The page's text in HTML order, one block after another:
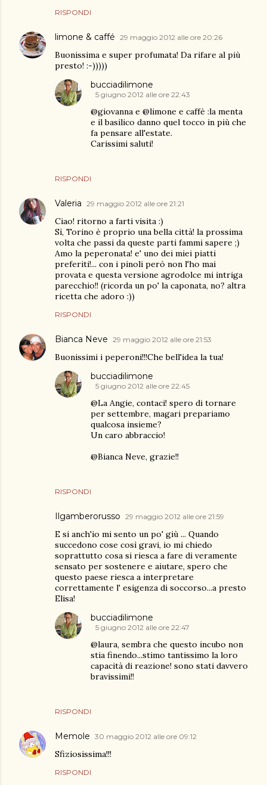
RISPONDI
limone & caffé 29 maggio 2012 alle ore 20:26
Buonissima e super profumata! Da rifare al più
presto! :-)))))
RISPONDI
bucciadilimone
5 giugno 2012 alle ore 22:43
@giovanna e @limone e caffè :la menta
e il basilico danno quel tocco in più che
fa pensare all'estate.
Carissimi saluti!
Valeria 29 maggio 2012 alle ore 21:21
Ciao! ritorno a farti visita :)
Sì, Torino è proprio una bella città! la prossima
volta che passi da queste parti fammi sapere ;)
Amo la peperonata! e' uno dei miei piatti
preferiti!... con i pinoli però non l'ho mai
provata e questa versione agrodolce mi intriga
parecchio!! (ricorda un po' la caponata, no? altra
ricetta che adoro :))
RISPONDI
Bianca Neve 29 maggio 2012 alle ore 21:53
Buonissimi i peperoni!!!Che bell'idea la tua!
RISPONDI
bucciadilimone
5 giugno 2012 alle ore 22:45
@La Angie, contaci! spero di tornare
per settembre, magari prepariamo
qualcosa insieme?
Un caro abbraccio!
@Bianca Neve, grazie!!
Ilgamberorusso 29 maggio 2012 alle ore 21:59
E si anch'io mi sento un po' giù ... Quando
succedono cose così gravi, io mi chiedo
soprattutto cosa si riesca a fare di veramente
sensato per sostenere e aiutare, spero che
questo paese riesca a interpretare
correttamente l' esigenza di soccorso...a presto
Elisa!
RISPONDI
bucciadilimone
5 giugno 2012 alle ore 22:47
@laura, sembra che questo incubo non
stia finendo...stimo tantissimo la loro
capacità di reazione! sono stati davvero
bravissimi!!
Memole 30 maggio 2012 alle ore 09:12
Sfiziosissima!!!
RISPONDI